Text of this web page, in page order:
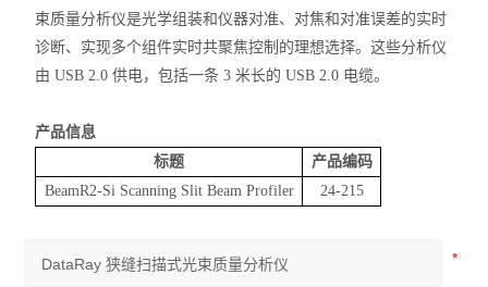
束质量分析仪是光学组装和仪器对准、对焦和对准误差的实时
诊断、实现多个组件实时共聚焦控制的理想选择。这些分析仪
由 USB 2.0供电，包括一条 3 米长的 USB 2.0 电缆。
产品信息
标题
产品编码
BeamR2-Si Scanning Slit Beam Profiler
24-215